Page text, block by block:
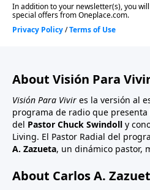
About Visión Para
Visión Para Vivir es la versión al
programa de radio que
del Pastor Chuck Swindoll y
Living. El Pastor Radial del
A. Zazueta, un dinámico pastor,
About Carlos A.